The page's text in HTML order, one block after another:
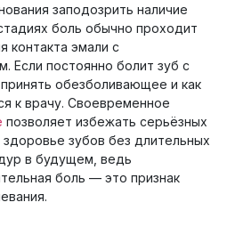
заподозрить наличие
боль обычно проходит
контакта эмали с
Если постоянно болит зуб с
обезболивающее и как
к врачу. Своевременное
позволяет избежать серьёзных
зубов без длительных
в будущем, ведь
боль — это признак